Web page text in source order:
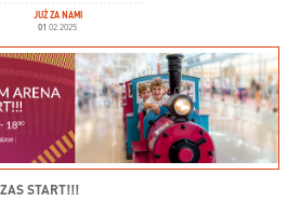
JUŻ ZA NAMI
01 02.2025
START!!!